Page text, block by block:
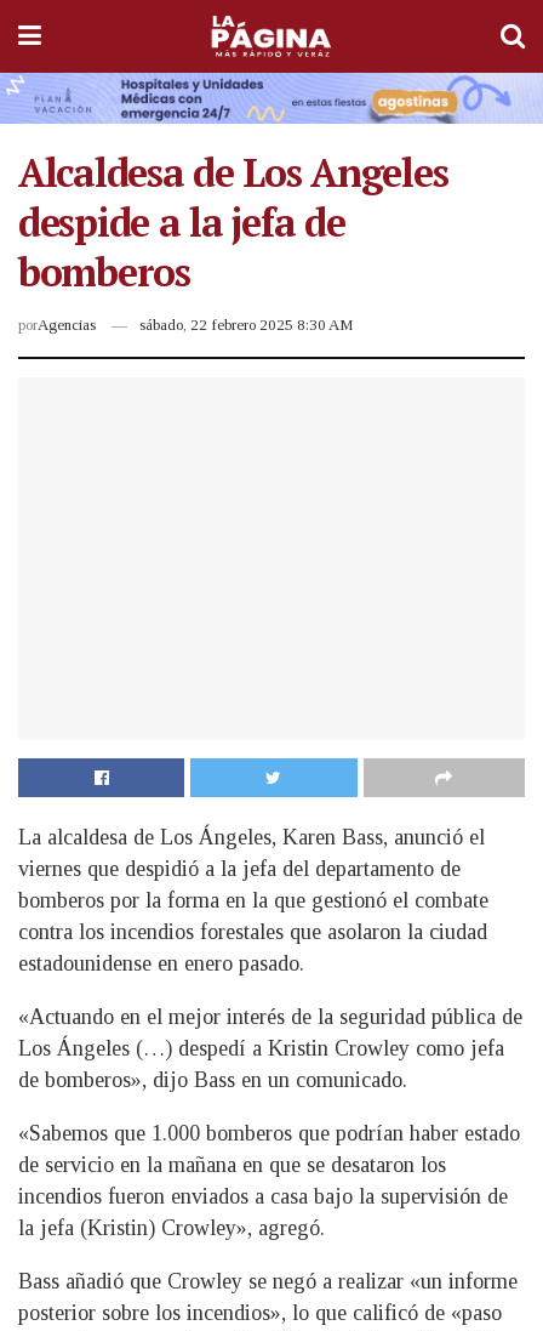
Alcaldesa de Los Angeles
despide a la jefa de
bomberos
porAgencias sábado, 22 febrero 2025 8:30 AM
La alcaldesa de Los Ángeles, Karen Bass, anunció el
viernes que despidió a la jefa del departamento de
bomberos por la forma en la que gestionó el combate
contra los incendios forestales que asolaron la ciudad
estadounidense en enero pasado.
«Actuando en el mejor interés de la seguridad pública de
Los Ángeles (…) despedí a Kristin Crowley como jefa
de bomberos», dijo Bass en un comunicado.
«Sabemos que 1.000 bomberos que podrían haber estado
de servicio en la mañana en que se desataron los
incendios fueron enviados a casa bajo la supervisión de
la jefa (Kristin) Crowley», agregó.
Bass añadió que Crowley se negó a realizar «un informe
posterior sobre los incendios», lo que calificó de «paso